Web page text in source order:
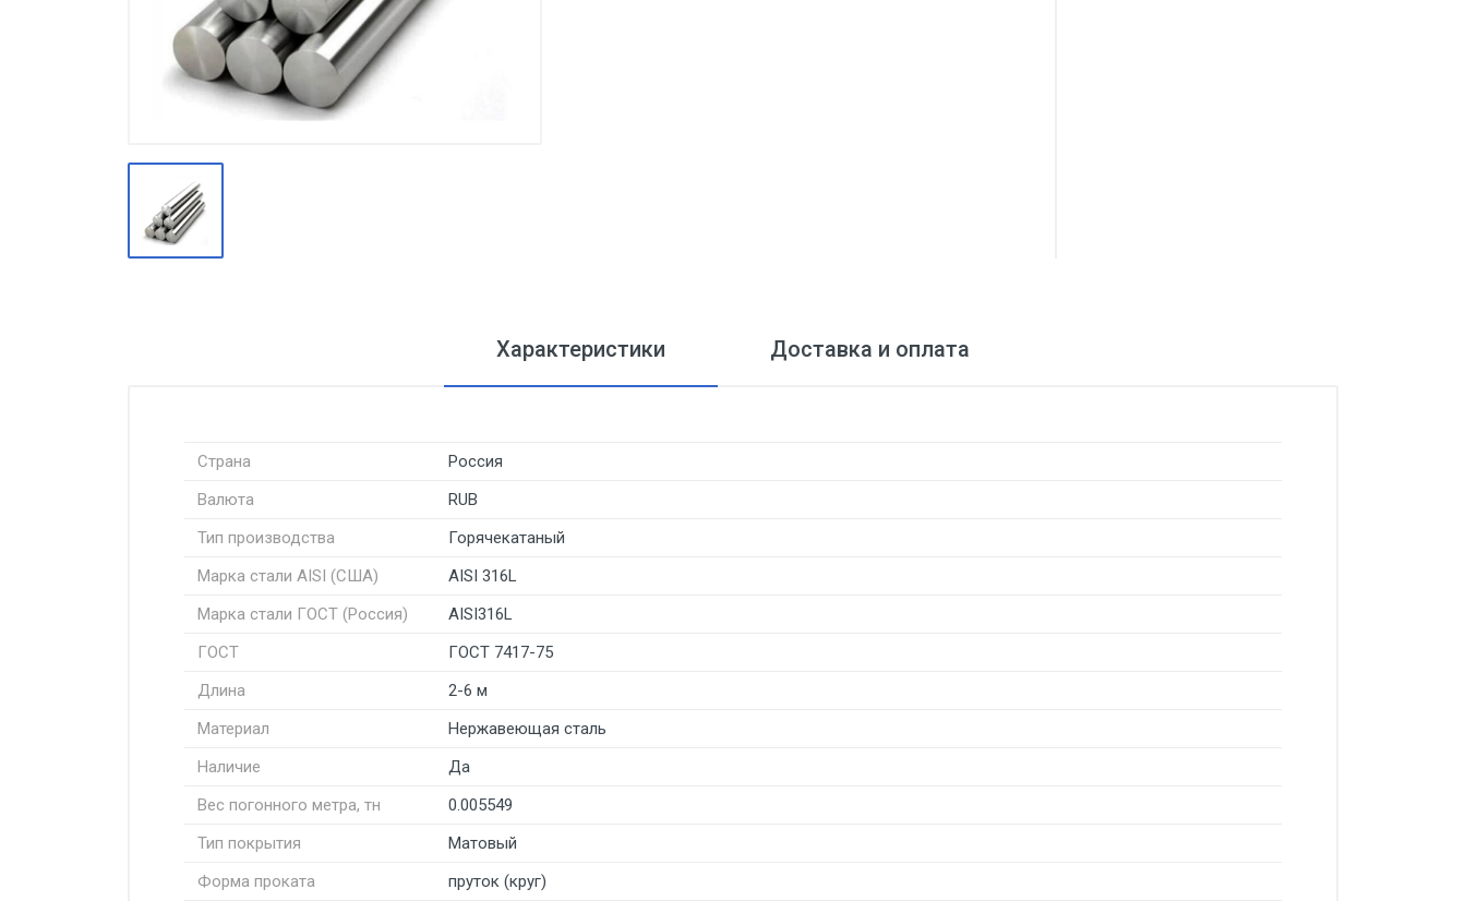
Черный металлопрокат
Нержавеющий металлопрокат
метизы
Оцинкованный металлопрокат
Запорная арматура
Характеристики Доставка и оплата
Страна
Россия
Валюта
RUB
Тип производства
Горячекатаный
Марка стали AISI (США)
AISI 316L
Марка стали ГОСТ (Россия)
AISI316L
ГОСТ
ГОСТ 7417-75
Длина
2-6 м
Материал
Нержавеющая сталь
Наличие
Да
Вес погонного метра, тн
0.005549
Тип покрытия
Матовый
Форма проката
пруток (круг)